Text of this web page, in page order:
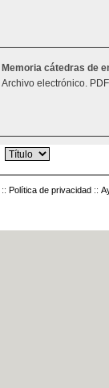
Memoria cátedras de
Archivo electrónico.
:: Política de privacidad ::